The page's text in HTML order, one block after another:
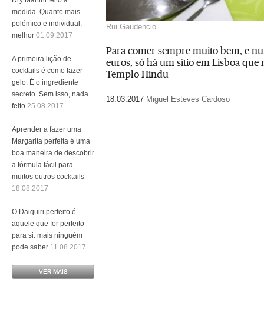
Rui Gaudencio
Para comer sempre muito bem, e
euros, só há um sítio em Lisboa que
Templo Hindu
18.03.2017 Miguel Esteves Cardoso
medida. Quanto mais
polémico e individual,
melhor 01.09.2017
A primeira lição de
cocktails é como fazer
gelo. É o ingrediente
secreto. Sem isso, nada
feito 25.08.2017
Aprender a fazer uma
Margarita perfeita é uma
boa maneira de descobrir
a fórmula fácil para
muitos outros cocktails
18.08.2017
O Daiquiri perfeito é
aquele que for perfeito
para si: mais ninguém
pode saber 11.08.2017
VER MAIS